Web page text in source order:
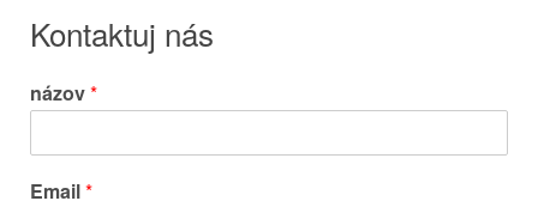
Kontaktuj nás
názov*
Email*